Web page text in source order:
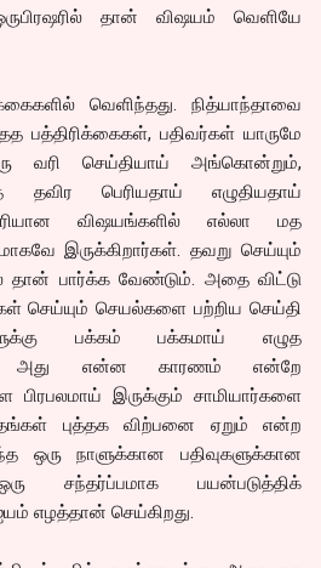
தான் விஷயம் வெளியே
வெளிந்தது. நித்யாந்தாவை
பத்திரிக்கைகள், பதிவர்கள் யாருமே
வரி செய்தியாய் அங்கொன்றும்,
தவிர பெரியதாய் எழுதியதாய்
விஷயங்களில் எல்லா மத
இருக்கிறார்கள். தவறு செய்யும்
தான் பார்க்க வேண்டும். அதை விட்டு
செய்யும் செயல்களை பற்றிய செய்தி
பக்கம் பக்கமாய் எழுத
அது என்ன காரணம் என்றே
பிரபலமாய் இருக்கும் சாமியார்களை
புத்தக விற்பனை ஏறும் என்ற
நாளுக்கான பதிவுகளுக்கான
சந்தர்ப்பமாக பயன்படுத்திக்
எழத்தான் செய்கிறது.